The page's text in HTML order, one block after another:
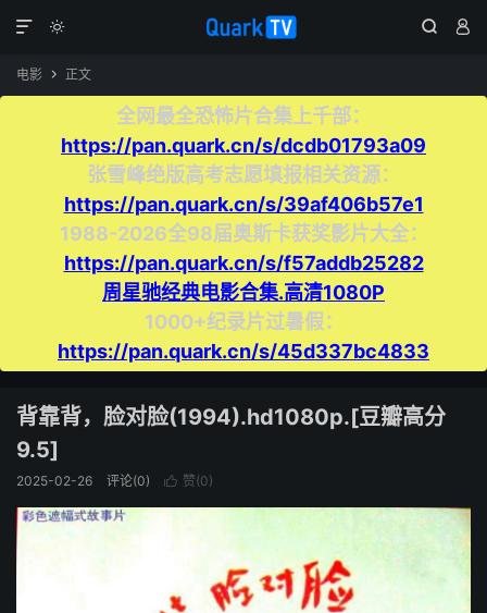
  

电影  正文
全网最全恐怖片合集上千部：
https://pan.quark.cn/s/dcdb01793a09
张雪峰绝版高考志愿填报相关资源：
https://pan.quark.cn/s/39af406b57e1
1988-2026全98届奥斯卡获奖影片大全：
https://pan.quark.cn/s/f57addb25282
周星驰经典电影合集.高清1080P
1000+纪录片过暑假：
https://pan.quark.cn/s/45d337bc4833
背靠背，脸对脸(1994).hd1080p.[豆瓣高分
9.5]
2025-02-26 评论(0)  赞(0)